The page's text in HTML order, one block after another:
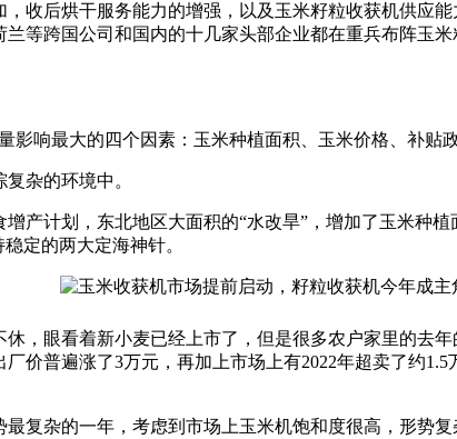
收后烘干服务能力的增强，以及玉米籽粒收获机供应
等跨国公司和国内的十几家头部企业都在重兵布阵玉
影响最大的四个因素：玉米种植面积、玉米价格、补贴
杂的环境中。
产计划，东北地区大面积的“水改旱”，增加了玉米种
定的两大定海神针。
，眼看着新小麦已经上市了，但是很多农户家里的去
价普遍涨了3万元，再加上市场上有2022年超卖了约
复杂的一年，考虑到市场上玉米机饱和度很高，形势